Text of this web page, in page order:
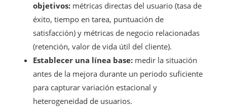
objetivos: métricas directas del usuario (tasa de
éxito, tiempo en tarea, puntuación de
satisfacción) y métricas de negocio relacionadas
(retención, valor de vida útil del cliente).
Establecer una línea base: medir la situación
antes de la mejora durante un periodo suficiente
para capturar variación estacional y
heterogeneidad de usuarios.